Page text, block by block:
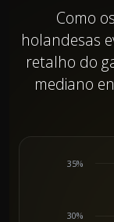
Como
holandesas
retalho do
mediano
30%
35%